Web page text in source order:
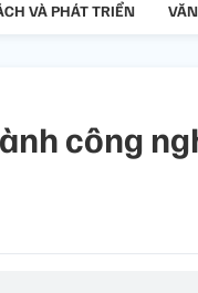
VÀ PHÁT TRIỂN
công